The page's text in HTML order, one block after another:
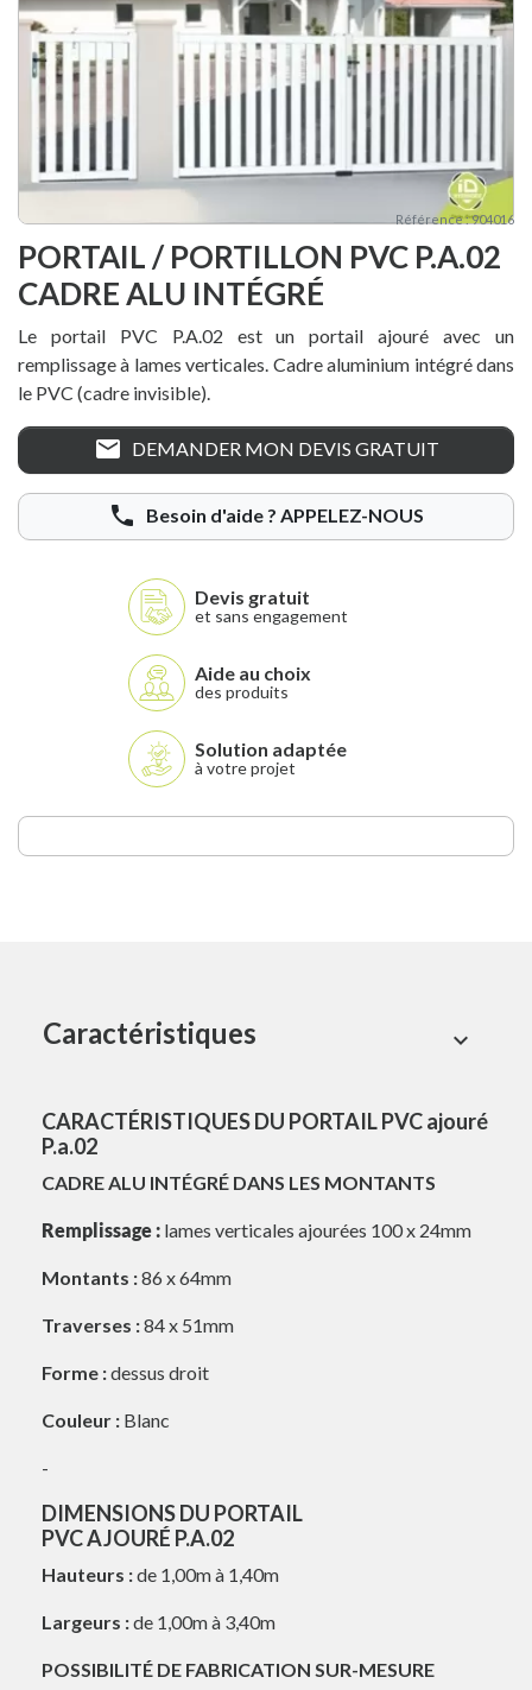
Référence : 904016
PORTAIL / PORTILLON PVC P.A.02
CADRE ALU INTÉGRÉ
Le portail PVC P.A.02 est un portail ajouré avec un
remplissage à lames verticales. Cadre aluminium intégré dans
le PVC (cadre invisible).
mail DEMANDER MON DEVIS GRATUIT
phone Besoin d'aide ? APPELEZ-NOUS
Devis gratuit
et sans engagement
Aide au choix
des produits
Solution adaptée
à votre projet
Caractéristiques expand_more
CARACTÉRISTIQUES DU PORTAIL PVC ajouré
P.a.02
CADRE ALU INTÉGRÉ DANS LES MONTANTS
Remplissage : lames verticales ajourées 100 x 24mm
Montants :86 x 64mm
Traverses :84 x 51mm
Forme :dessus droit
Couleur : Blanc
-
DIMENSIONS DU PORTAIL
PVC AJOURÉ P.A.02
Hauteurs :de 1,00m à 1,40m
Largeurs :de 1,00m à 3,40m
POSSIBILITÉ DE FABRICATION SUR-MESURE